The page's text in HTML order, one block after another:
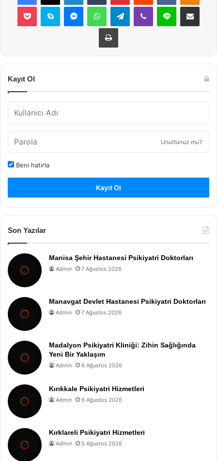
Pocket Skype MessengerWhatsAppTelegramViber Line E-Posta ile
Yazdır
Kayıt Ol
Unuttunuz mu?
Beni hatırla
Kayıt Ol
Son Yazılar
Manisa Şehir Hastanesi Psikiyatri Doktorları
Admin 7 Ağustos 2026
Manavgat Devlet Hastanesi Psikiyatri Doktorları
Admin 7 Ağustos 2026
Madalyon Psikiyatri Kliniği: Zihin Sağlığında
Yeni Bir Yaklaşım
Admin 6 Ağustos 2026
Kırıkkale Psikiyatri Hizmetleri
Admin 6 Ağustos 2026
Kırklareli Psikiyatri Hizmetleri
Admin 5 Ağustos 2026